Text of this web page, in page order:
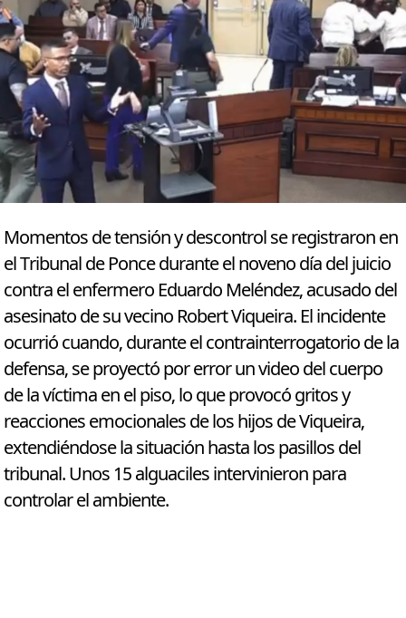
Momentos de tensión y descontrol se registraron en
el Tribunal de Ponce durante el noveno día del juicio
contra el enfermero Eduardo Meléndez, acusado del
asesinato de su vecino Robert Viqueira. El incidente
ocurrió cuando, durante el contrainterrogatorio de la
defensa, se proyectó por error un video del cuerpo
de la víctima en el piso, lo que provocó gritos y
reacciones emocionales de los hijos de Viqueira,
extendiéndose la situación hasta los pasillos del
tribunal. Unos 15 alguaciles intervinieron para
controlar el ambiente.